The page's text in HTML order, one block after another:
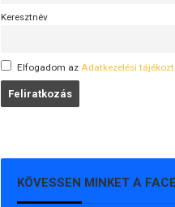
Keresztnév
Elfogadom az Adatkezelési
KÖVESSEN MINKET A